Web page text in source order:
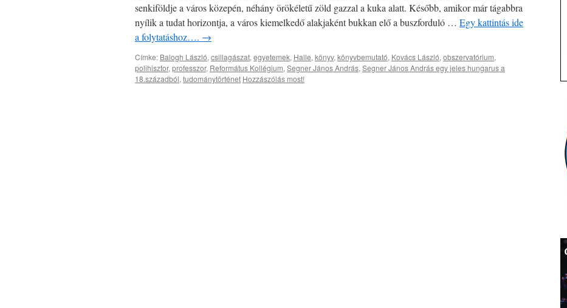
senkiföldje a város közepén, néhány örökéletű zöld gazzal a kuka alatt. Később, amikor már tágabbra
nyílik a tudat horizontja, a város kiemelkedő alakjaként bukkan elő a buszforduló … Egy kattintás ide
a folytatáshoz…. →
Címke: Balogh László, csillagászat, egyetemek, Halle, könyv, könyvbemutató, Kovács László, obszervatórium,
polihisztor, professzor, Református Kollégium, Segner János András, Segner János András egy jeles hungarus a
18.századból, tudománytörténet Hozzászólás most!